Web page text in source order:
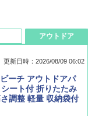
9 月号【特別付録:
ランダム2種】
ォーズ
ン 山善] ポップアッ
て畳める パッとサ
ブ フルクローズ メ
チテント キャンプ
アウトドア
更新日時：2026/08/09 06:02
ーチ アウトドアパ
ート付 折りたたみ
調整 軽量 収納袋付